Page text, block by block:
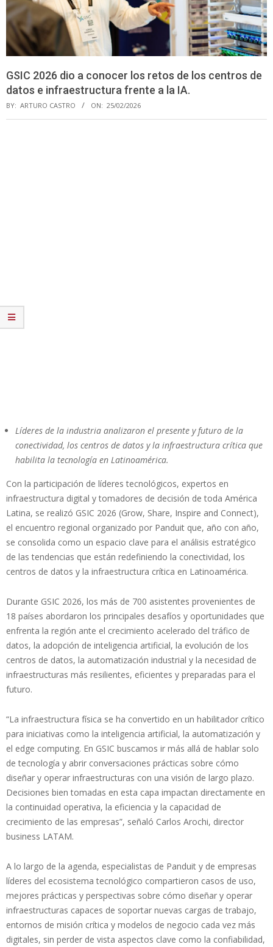
GSIC 2026 dio a conocer los retos de los centros de
datos e infraestructura frente a la IA.
BY: ARTURO CASTRO ON: 25/02/2026
Líderes de la industria analizaron el presente y futuro de la
conectividad, los centros de datos y la infraestructura crítica que
habilita la tecnología en Latinoamérica.
Con la participación de líderes tecnológicos, expertos en
infraestructura digital y tomadores de decisión de toda América
Latina, se realizó GSIC 2026 (Grow, Share, Inspire and Connect),
el encuentro regional organizado por Panduit que, año con año,
se consolida como un espacio clave para el análisis estratégico
de las tendencias que están redefiniendo la conectividad, los
centros de datos y la infraestructura crítica en Latinoamérica.
Durante GSIC 2026, los más de 700 asistentes provenientes de
18 países abordaron los principales desafíos y oportunidades que
enfrenta la región ante el crecimiento acelerado del tráfico de
datos, la adopción de inteligencia artificial, la evolución de los
centros de datos, la automatización industrial y la necesidad de
infraestructuras más resilientes, eficientes y preparadas para el
futuro.
“La infraestructura física se ha convertido en un habilitador crítico
para iniciativas como la inteligencia artificial, la automatización y
el edge computing. En GSIC buscamos ir más allá de hablar solo
de tecnología y abrir conversaciones prácticas sobre cómo
diseñar y operar infraestructuras con una visión de largo plazo.
Decisiones bien tomadas en esta capa impactan directamente en
la continuidad operativa, la eficiencia y la capacidad de
crecimiento de las empresas”, señaló Carlos Arochi, director
business LATAM.
A lo largo de la agenda, especialistas de Panduit y de empresas
líderes del ecosistema tecnológico compartieron casos de uso,
mejores prácticas y perspectivas sobre cómo diseñar y operar
infraestructuras capaces de soportar nuevas cargas de trabajo,
entornos de misión crítica y modelos de negocio cada vez más
digitales, sin perder de vista aspectos clave como la confiabilidad,